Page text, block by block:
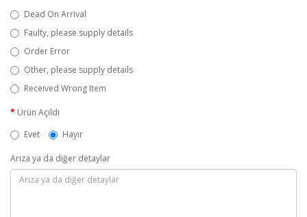
Dead On Arrival
Faulty, please supply details
Order Error
Other, please supply details
Received Wrong Item
Ürün Açıldı
Evet
Hayır
Arıza ya da diğer detaylar